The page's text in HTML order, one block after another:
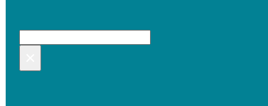
Pesquisar